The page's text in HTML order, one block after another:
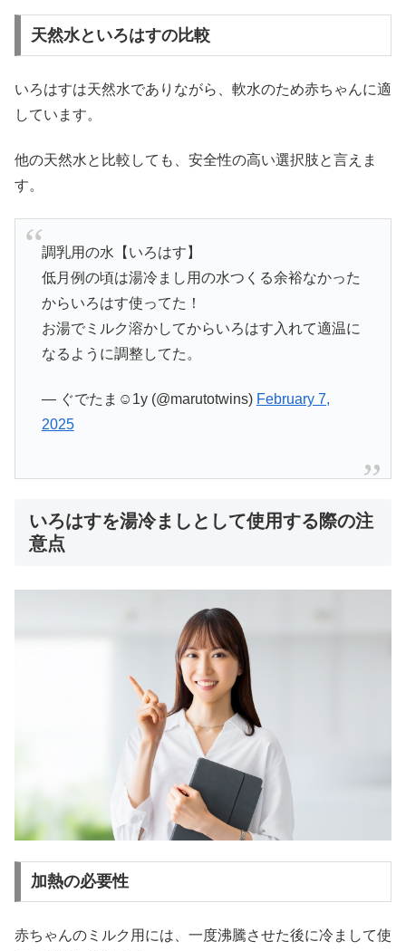
天然水といろはすの比較
いろはすは天然水でありながら、軟水のため赤ちゃんに適
しています。
他の天然水と比較しても、安全性の高い選択肢と言えま
す。
調乳用の水【いろはす】
低月例の頃は湯冷まし用の水つくる余裕なかった
からいろはす使ってた！
お湯でミルク溶かしてからいろはす入れて適温に
なるように調整してた。
— ぐでたま☺︎1y (@marutotwins) February 7,
2025
いろはすを湯冷ましとして使用する際の注
意点
加熱の必要性
赤ちゃんのミルク用には、一度沸騰させた後に冷まして使